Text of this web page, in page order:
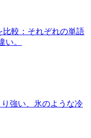
比較：それぞれの単語
い。
強い、氷のような冷